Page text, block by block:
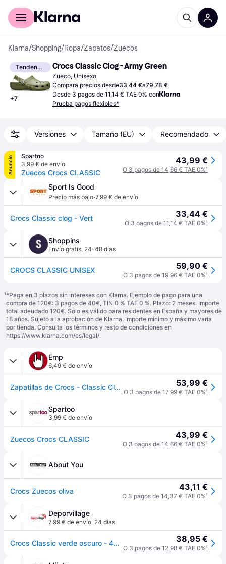
Comprar con Klarna
Klarna/Shopping/Ropa/Zapatos/Zuecos
Tendencia
+7
Crocs Classic Clog - Army Green
Zueco, Unisexo
Compara precios desde33,44 €a79,78 €
Desde 3 pagos de 11,14 € TAE 0% con
Prueba pagos flexibles*
Versiones Tamaño (EU) Recomendado
Anuncio
Spartoo
3,99 € de envío
Zuecos Crocs CLASSIC
43,99 €
O 3 pagos de 14,66 € TAE 0%¹
Sport Is Good
Precio más bajo·7,99 € de envío
Crocs Classic clog - Vert 33,44 €
O 3 pagos de 11,14 € TAE 0%¹
S Shoppins
Envío gratis, 24-48 días
CROCS CLASSIC UNISEX 59,90 €
O 3 pagos de 19,96 € TAE 0%¹
¹*Paga en 3 plazos sin intereses con Klarna. Ejemplo de pago para una
compra de 120€: 3 pagos de 40€, TIN 0 % TAE 0 %. Plazo: 2 meses. Importe
total adeudado 120€. Solo es válido para residentes en España y mayores de
18 años. Sujeto a la aprobación de Klarna. Importe mínimo y máximo varía
por tienda. Consulta los términos y resto de condiciones en
https://www.klarna.com/es/legal/.
Emp
6,49 € de envío
Zapatillas de Crocs - Classic Clog - EU 38-39 - para Aceituna 53,99 €
O 3 pagos de 17,99 € TAE 0%¹
Spartoo
3,99 € de envío
Zuecos Crocs CLASSIC 43,99 €
O 3 pagos de 14,66 € TAE 0%¹
About You
Crocs Zuecos oliva 43,11 €
O 3 pagos de 14,37 € TAE 0%¹
Deporvillage
7,99 € de envío, 24 días
Crocs Classic verde oscuro - 48-49 - Green 38,95 €
O 3 pagos de 12,98 € TAE 0%¹